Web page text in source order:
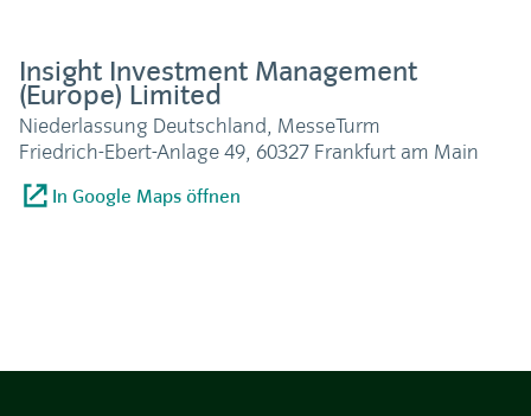
Insight Investment Management
(Europe) Limited
Niederlassung Deutschland, MesseTurm
Friedrich-Ebert-Anlage 49, 60327 Frankfurt am Main
In Google Maps öffnen